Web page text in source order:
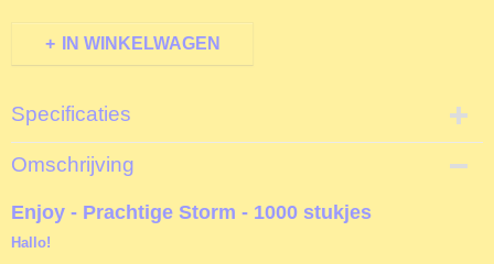
IN WINKELWAGEN
Specificaties
Productcode
EJ2192
EAN code
5949194021925
Productcode leverancier
Omschrijving
Enjoy - Prachtige Storm - 1000 stukjes
Hallo!